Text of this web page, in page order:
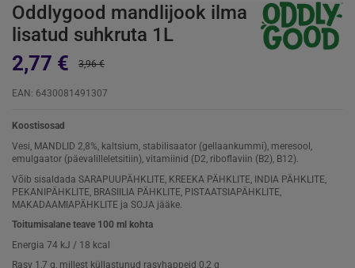
Oddlygood mandlijook ilma
lisatud suhkruta 1L
2,77 € 3,96 €
EAN: 6430081491307
Koostisosad
Vesi, MANDLID 2,8%, kaltsium, stabilisaator (gellaankummi), meresool,
emulgaator (päevalilleletsitiin), vitamiinid (D2, riboflaviin (B2), B12).
Võib sisaldada SARAPUUPÄHKLITE, KREEKA PÄHKLITE, INDIA PÄHKLITE,
PEKANIPÄHKLITE, BRASIILIA PÄHKLITE, PISTAATSIAPÄHKLITE,
MAKADAAMIAPÄHKLITE ja SOJA jääke.
Toitumisalane teave 100 ml kohta
Energia 74 kJ / 18 kcal
Rasv 1,7 g, millest küllastunud rasvhappeid 0,2 g